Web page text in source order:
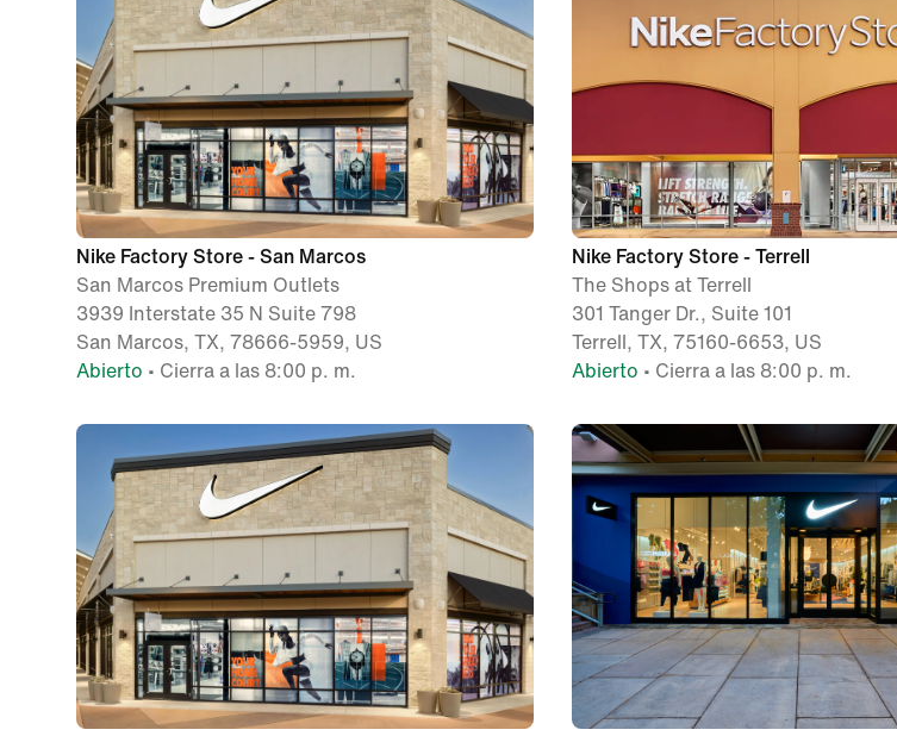
Nike Factory Store - San Marcos
San Marcos Premium Outlets
3939 Interstate 35 N Suite 798
San Marcos, TX, 78666-5959, US
Abierto • Cierra a las 8:00 p. m.
Nike Factory Store - Terrell
The Shops at Terrell
301 Tanger Dr., Suite 101
Terrell, TX, 75160-6653, US
Abierto • Cierra a las 8:00 p. m.